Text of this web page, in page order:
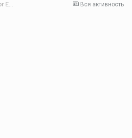
Вся активность
Как подготовить к экзаменам (ГИА (ОГЭ, ЕГЭ), FCE, IELTS, TOEFL...) / Training for Exams